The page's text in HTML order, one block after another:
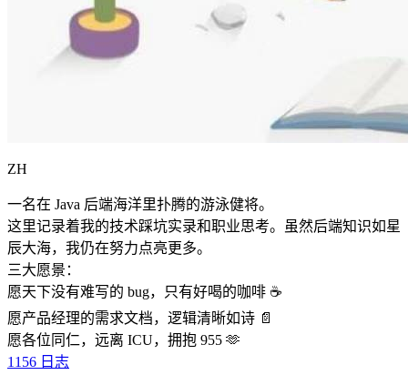
ZH
一名在 Java 后端海洋里扑腾的游泳健将。
这里记录着我的技术踩坑实录和职业思考。虽然后端知识如星
辰大海，我仍在努力点亮更多。
三大愿景：
愿天下没有难写的 bug，只有好喝的咖啡 ☕️
愿产品经理的需求文档，逻辑清晰如诗 📄
愿各位同仁，远离 ICU，拥抱 955 🫶
1156 日志